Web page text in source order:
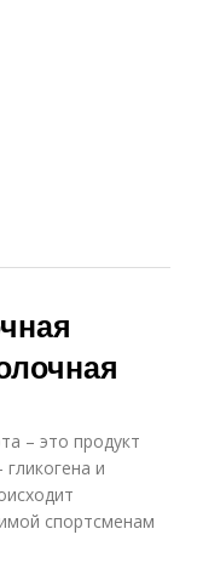
– это продукт
и
спортсменам